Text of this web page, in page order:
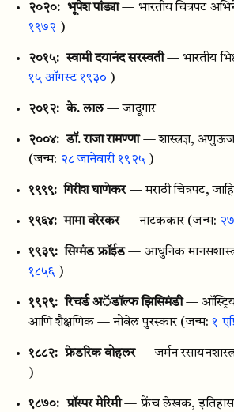
२०२०: भूपेश पांड्या — भारतीय चित्रपट
१९७२ )
२०१५: स्वामी दयानंद सरस्वती — भारतीय
१५ ऑगस्ट १९३० )
२०१२: के. लाल — जादूगार
२००४: डॉ. राजा रामण्णा — शास्त्रज्ञ,
(जन्म: २८ जानेवारी १९२५ )
१९९९: गिरीश घाणेकर — मराठी चित्रपट,
१९६४: मामा वरेरकर — नाटककार (जन्म:
१९३९: सिग्मंड फ्रॉईड — आधुनिक
१८५६ )
१९२९: रिचर्ड अॅडॉल्फ झिसिमंडी —
आणि शैक्षणिक — नोबेल पुरस्कार (जन्म:१
१८८२: फ्रेडरिक वोहलर — जर्मन
)
१८७०: प्रॉस्पर मेरिमी — फ्रेंच लेखक,